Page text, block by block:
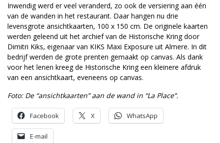
Inwendig werd er veel veranderd, zo ook de versiering aan één
van de wanden in het restaurant. Daar hangen nu drie
levensgrote ansichtkaarten, 100 x 150 cm. De originele kaarten
werden geleend uit het archief van de Historische Kring door
Dimitri Kiks, eigenaar van KIKS Maxi Exposure uit Almere. In dit
bedrijf werden de grote prenten gemaakt op canvas. Als dank
voor het lenen kreeg de Historische Kring een kleinere afdruk
van een ansichtkaart, eveneens op canvas.
Foto: De “ansichtkaarten” aan de wand in “La Place”.
Facebook X WhatsApp
E-mail